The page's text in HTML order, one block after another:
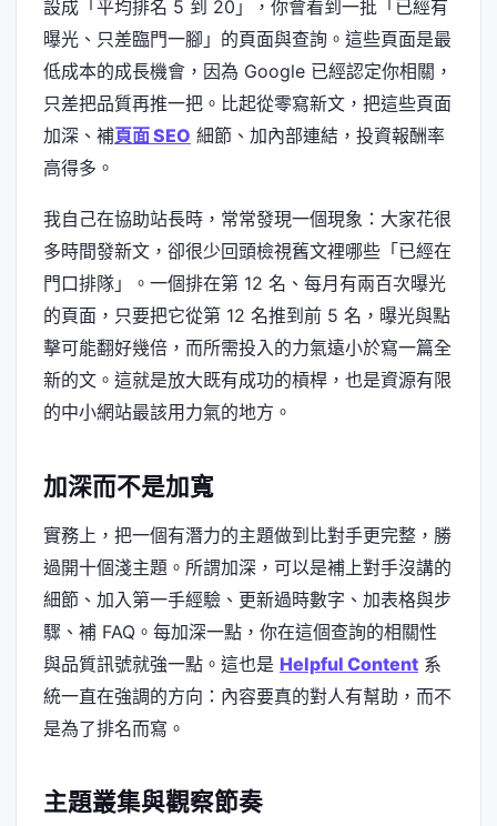
設成「平均排名 5 到 20」，你會看到一批「已經有
曝光、只差臨門一腳」的頁面與查詢。這些頁面是最
低成本的成長機會，因為 Google 已經認定你相關，
只差把品質再推一把。比起從零寫新文，把這些頁面
加深、補頁面 SEO 細節、加內部連結，投資報酬率
高得多。
我自己在協助站長時，常常發現一個現象：大家花很
多時間發新文，卻很少回頭檢視舊文裡哪些「已經在
門口排隊」。一個排在第 12 名、每月有兩百次曝光
的頁面，只要把它從第 12 名推到前 5 名，曝光與點
擊可能翻好幾倍，而所需投入的力氣遠小於寫一篇全
新的文。這就是放大既有成功的槓桿，也是資源有限
的中小網站最該用力氣的地方。
加深而不是加寬
實務上，把一個有潛力的主題做到比對手更完整，勝
過開十個淺主題。所謂加深，可以是補上對手沒講的
細節、加入第一手經驗、更新過時數字、加表格與步
驟、補 FAQ。每加深一點，你在這個查詢的相關性
與品質訊號就強一點。這也是 Helpful Content 系
統一直在強調的方向：內容要真的對人有幫助，而不
是為了排名而寫。
主題叢集與觀察節奏